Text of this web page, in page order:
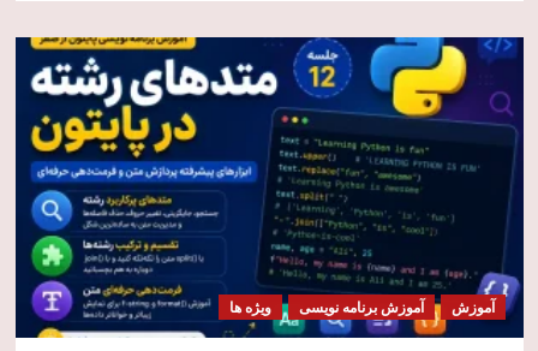
آموزش آموزش برنامه نویسی ویژه ها